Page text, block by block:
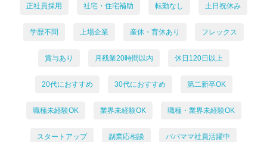
正社員採用 社宅・住宅補助 転勤なし 土日祝休み
学歴不問 上場企業 産休・育休あり フレックス
賞与あり 月残業20時間以内 休日120日以上
20代におすすめ 30代におすすめ 第二新卒OK
職種未経験OK 業界未経験OK 職種・業界未経験OK
スタートアップ 副業応相談 パパママ社員活躍中